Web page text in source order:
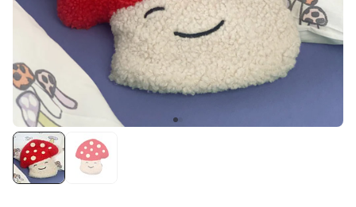
Personalisierbar
Personalisierbares Handtuch
Maritim mit Text
über 1.900
34,99 €
Personalisierbar
Personalisierbare Schürze
Pizzeria mit Gesicht
29,99 €